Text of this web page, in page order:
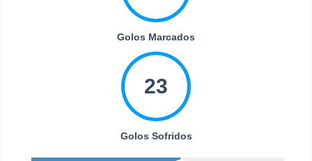
Golos Marcados
23
Golos Sofridos